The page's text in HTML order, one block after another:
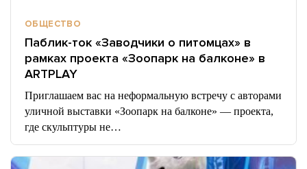
ОБЩЕСТВО
Паблик-ток «Заводчики о питомцах» в
рамках проекта «Зоопарк на балконе» в
ARTPLAY
Приглашаем вас на неформальную встречу с авторами
уличной выставки «Зоопарк на балконе» — проекта,
где скульптуры не…